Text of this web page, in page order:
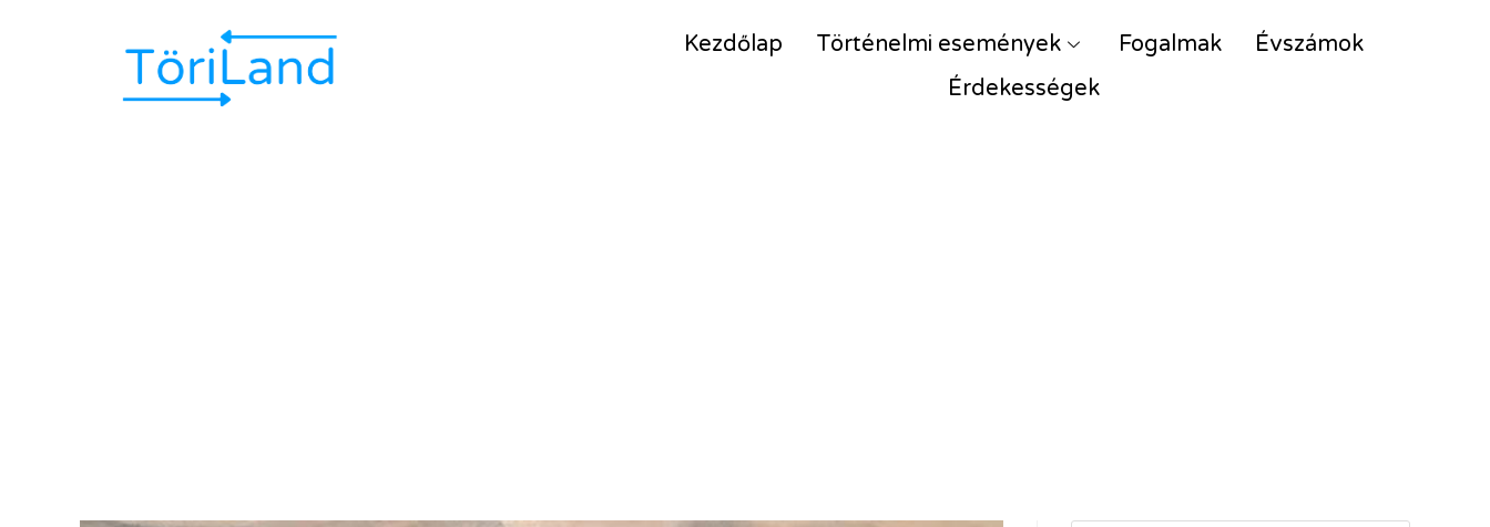
Kezdőlap Történelmi események Fogalmak
Évszámok
Érdekességek